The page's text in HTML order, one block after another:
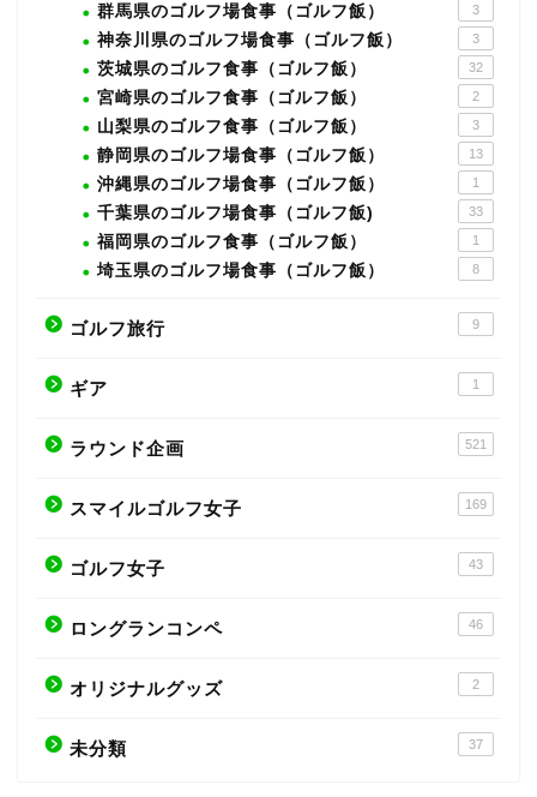
群馬県のゴルフ場食事（ゴルフ飯） 3
神奈川県のゴルフ場食事（ゴルフ飯） 3
茨城県のゴルフ食事（ゴルフ飯） 32
宮崎県のゴルフ食事（ゴルフ飯） 2
山梨県のゴルフ食事（ゴルフ飯） 3
静岡県のゴルフ場食事（ゴルフ飯） 13
沖縄県のゴルフ場食事（ゴルフ飯） 1
千葉県のゴルフ場食事（ゴルフ飯) 33
福岡県のゴルフ食事（ゴルフ飯） 1
埼玉県のゴルフ場食事（ゴルフ飯） 8
ゴルフ旅行 9
ギア 1
ラウンド企画 521
スマイルゴルフ女子 169
ゴルフ女子 43
ロングランコンペ 46
オリジナルグッズ 2
未分類 37